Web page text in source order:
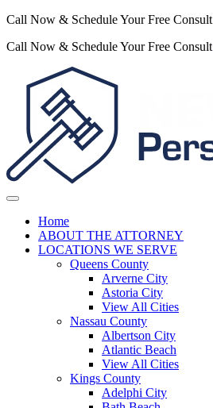
Call Now & Schedule Your Free Consult
Call Now & Schedule Your Free Consult
Home
ABOUT THE ATTORNEY
LOCATIONS WE SERVE
Queens County
Arverne City
Astoria City
View All Cities
Nassau County
Albertson City
Atlantic Beach
View All Cities
Kings County
Adelphi City